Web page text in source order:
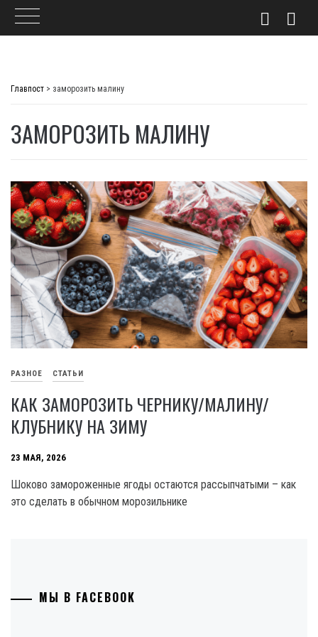
Главпост > заморозить малину
ЗАМОРОЗИТЬ МАЛИНУ
РАЗНОЕ СТАТЬИ
КАК ЗАМОРОЗИТЬ ЧЕРНИКУ/МАЛИНУ/
КЛУБНИКУ НА ЗИМУ
23 МАЯ, 2026
Шоково замороженные ягоды остаются рассыпчатыми – как
это сделать в обычном морозильнике
МЫ В FACEBOOK